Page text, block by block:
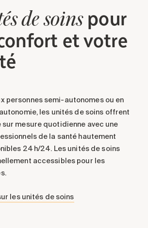
de soinspour
et votre
personnes semi-autonomes ou en
les unités de soins offrent
sur mesure quotidienne avec une
de la santé hautement
24 h/24. Les unités de soins
accessibles pour les
les unités de soins